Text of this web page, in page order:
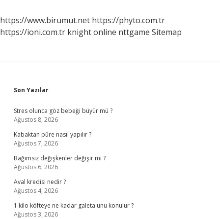
https://www.birumut.net https://phyto.com.tr
https://ioni.com.tr knight online nttgame Sitemap
Sidebar
Son Yazılar
Stres olunca göz bebeği büyür mü ?
Ağustos 8, 2026
Kabaktan püre nasıl yapılır ?
Ağustos 7, 2026
Bağımsız değişkenler değişir mi ?
Ağustos 6, 2026
Aval kredisi nedir ?
Ağustos 4, 2026
1 kilo köfteye ne kadar galeta unu konulur ?
Ağustos 3, 2026